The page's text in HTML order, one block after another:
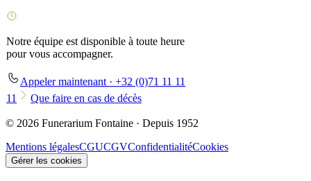
Notre équipe est disponible à toute heure
pour vous accompagner.
Appeler maintenant · +32 (0)71 11 11
11
Que faire en cas de décès
© 2026 Funerarium Fontaine · Depuis 1952
Mentions légalesCGUCGVConfidentialitéCookies
Gérer les cookies